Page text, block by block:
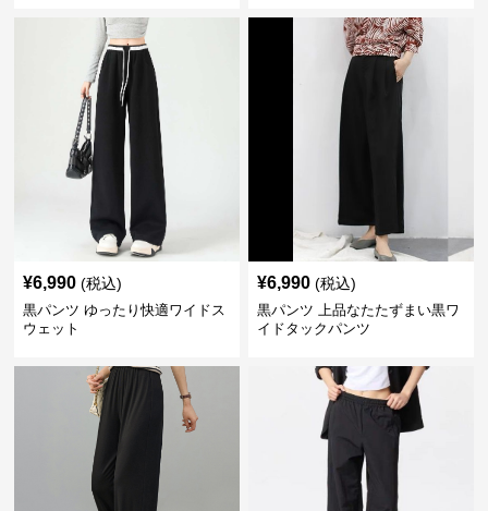
¥6,990 (税込)
黒パンツ ゆったり快適ワイドス
ウェット
¥6,990 (税込)
黒パンツ 上品なたたずまい黒ワ
イドタックパンツ